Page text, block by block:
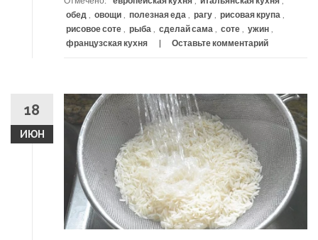
обед
овощи полезная еда рагу рисовая крупа
рисовое соте
рыба сделай сама соте ужин
французская кухня
Оставьте комментарий
18
ИЮН